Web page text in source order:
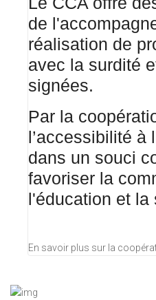
de
réalisation de
avec la surdité
signées.
Par la
l’accessibilité à
dans un souci
favoriser la
l'éducation et la
En savoir plus sur la